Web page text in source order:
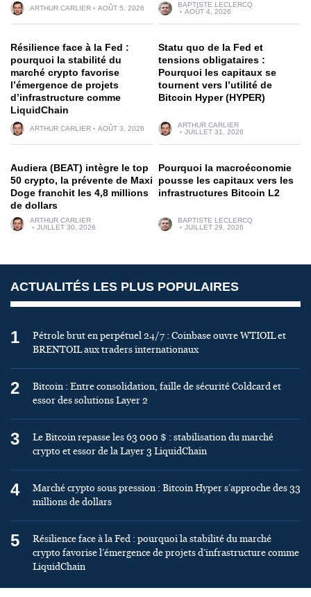
ARTHUR CARLIER AOÛT 5, 2026
BAPTISTE LECLERCQ
AOÛT 4, 2026
Résilience face à la Fed :
pourquoi la stabilité du
marché crypto favorise
l’émergence de projets
d’infrastructure comme
LiquidChain
ARTHUR CARLIER AOÛT 3, 2026
Statu quo de la Fed et
tensions obligataires :
Pourquoi les capitaux se
tournent vers l’utilité de
Bitcoin Hyper (HYPER)
ARTHUR CARLIER
JUILLET 31, 2026
Audiera (BEAT) intègre le top
50 crypto, la prévente de Maxi
Doge franchit les 4,8 millions
de dollars
ARTHUR CARLIER
JUILLET 30, 2026
Pourquoi la macroéconomie
pousse les capitaux vers les
infrastructures Bitcoin L2
BAPTISTE LECLERCQ
JUILLET 29, 2026
ACTUALITÉS LES PLUS POPULAIRES
1
Pétrole brut en perpétuel 24/7 : Coinbase ouvre WTIOIL et
BRENTOIL aux traders internationaux
2
Bitcoin : Entre consolidation, faille de sécurité Coldcard et
essor des solutions Layer 2
3
Le Bitcoin repasse les 63 000 $ : stabilisation du marché
crypto et essor de la Layer 3 LiquidChain
4
Marché crypto sous pression : Bitcoin Hyper s’approche des 33
millions de dollars
5
Résilience face à la Fed : pourquoi la stabilité du marché
crypto favorise l’émergence de projets d’infrastructure comme
LiquidChain